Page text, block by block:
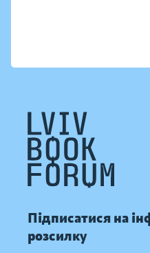
Підписатися на
розсилку